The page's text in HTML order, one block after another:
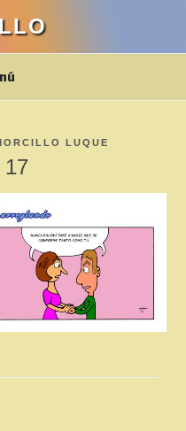
LUQUE
17